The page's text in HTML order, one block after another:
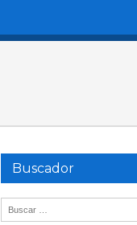
Buscador